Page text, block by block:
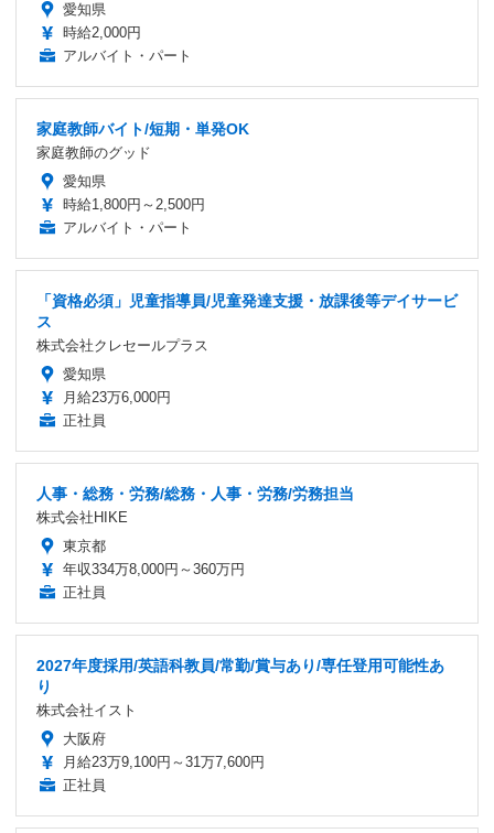
愛知県
時給2,000円
アルバイト・パート
家庭教師バイト/短期・単発OK
家庭教師のグッド
愛知県
時給1,800円～2,500円
アルバイト・パート
「資格必須」児童指導員/児童発達支援・放課後等デイサービ
ス
株式会社クレセールプラス
愛知県
月給23万6,000円
正社員
人事・総務・労務/総務・人事・労務/労務担当
株式会社HIKE
東京都
年収334万8,000円～360万円
正社員
2027年度採用/英語科教員/常勤/賞与あり/専任登用可能性あ
り
株式会社イスト
大阪府
月給23万9,100円～31万7,600円
正社員